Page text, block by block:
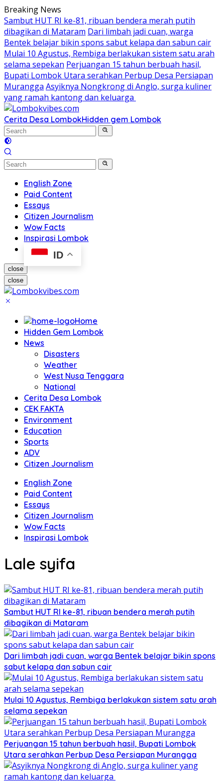
Skip
to
content
Breaking News
Sambut HUT RI ke-81, ribuan bendera merah putih
dibagikan di Mataram Dari limbah jadi cuan, warga
Bentek belajar bikin spons sabut kelapa dan sabun cair
Mulai 10 Agustus, Rembiga berlakukan sistem satu arah
selama sepekan Perjuangan 15 tahun berbuah hasil,
Bupati Lombok Utara serahkan Perbup Desa Persiapan
Murangga Asyiknya Nongkrong di Anglo, surga kuliner
yang ramah kantong dan keluarga
Cerita Desa LombokHidden gem Lombok
English Zone
Paid Content
Essays
Citizen Journalism
Wow Facts
Inspirasi Lombok
ID
close
close
Home
Hidden Gem Lombok
News
Disasters
Weather
West Nusa Tenggara
National
Cerita Desa Lombok
CEK FAKTA
Environment
Education
Sports
ADV
Citizen Journalism
English Zone
Paid Content
Essays
Citizen Journalism
Wow Facts
Inspirasi Lombok
Lale syifa
Sambut HUT RI ke-81, ribuan bendera merah putih
dibagikan di Mataram
Dari limbah jadi cuan, warga Bentek belajar bikin spons
sabut kelapa dan sabun cair
Mulai 10 Agustus, Rembiga berlakukan sistem satu arah
selama sepekan
Perjuangan 15 tahun berbuah hasil, Bupati Lombok
Utara serahkan Perbup Desa Persiapan Murangga